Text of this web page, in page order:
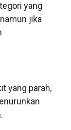
yang
jika
yang parah,